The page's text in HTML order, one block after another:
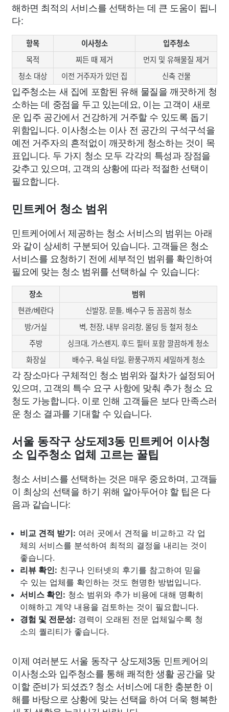
해하면 최적의 서비스를 선택하는 데 큰 도움이 됩니
다:
항목 이사청소
입주청소
목적
찌든 때 제거
먼지 및 유해물질 제거
청소 대상
이전 거주자가 있던 집 신축 건물
입주청소는 새 집에 포함된 유해 물질을 깨끗하게 청
소하는 데 중점을 두고 있는데요, 이는 고객이 새로
운 입주 공간에서 건강하게 거주할 수 있도록 돕기
위함입니다. 이사청소는 이사 전 공간의 구석구석을
예전 거주자의 흔적없이 깨끗하게 청소하는 것이 목
표입니다. 두 가지 청소 모두 각각의 특성과 장점을
갖추고 있으며, 고객의 상황에 따라 적절한 선택이
필요합니다.
민트케어 청소 범위
민트케어에서 제공하는 청소 서비스의 범위는 아래
와 같이 상세히 구분되어 있습니다. 고객들은 청소
서비스를 요청하기 전에 세부적인 범위를 확인하여
필요에 맞는 청소 범위를 선택하실 수 있습니다:
장소
범위
현관/베란다
신발장, 문틀, 배수구 등 꼼꼼히 청소
방/거실
벽, 천장, 내부 유리창, 몰딩 등 철저 청소
주방
싱크대, 가스렌지, 후드 필터 포함 깔끔하게 청소
화장실
배수구, 욕실 타일, 환풍구까지 세밀하게 청소
각 장소마다 구체적인 청소 범위와 절차가 설정되어
있으며, 고객의 특수 요구 사항에 맞춰 추가 청소 요
청도 가능합니다. 이로 인해 고객들은 보다 만족스러
운 청소 결과를 기대할 수 있습니다.
서울 동작구 상도제3동 민트케어 이사청
소 입주청소 업체 고르는 꿀팁
청소 서비스를 선택하는 것은 매우 중요하며, 고객들
이 최상의 선택을 하기 위해 알아두어야 할 팁은 다
음과 같습니다:
비교 견적 받기: 여러 곳에서 견적을 비교하고 각 업
체의 서비스를 분석하여 최적의 결정을 내리는 것이
좋습니다.
리뷰 확인: 친구나 인터넷의 후기를 참고하여 믿을
수 있는 업체를 확인하는 것도 현명한 방법입니다.
서비스 확인: 청소 범위와 추가 비용에 대해 명확히
이해하고 계약 내용을 검토하는 것이 필요합니다.
경험 및 전문성: 경력이 오래된 전문 업체일수록 청
소의 퀄리티가 좋습니다.
이제 여러분도 서울 동작구 상도제3동 민트케어의
이사청소와 입주청소를 통해 쾌적한 생활 공간을 맞
이할 준비가 되셨죠? 청소 서비스에 대한 충분한 이
해를 바탕으로 상황에 맞는 선택을 하여 더욱 행복한